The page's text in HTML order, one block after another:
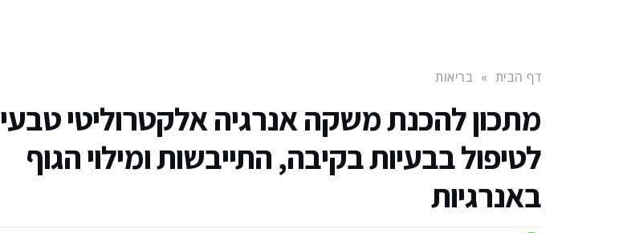
דף הבית » בריאות
מתכון להכנת משקה אנרגיה אלקטרוליטי טבעי
לטיפול בבעיות בקיבה, התייבשות ומילוי הגוף
באנרגיות